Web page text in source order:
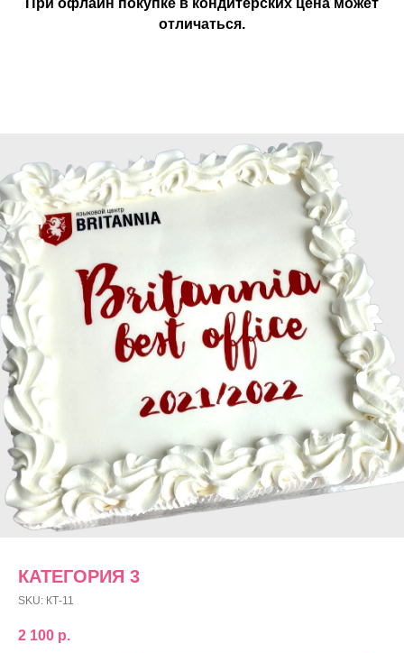
При офлайн покупке в кондитерских цена может
отличаться.
КАТЕГОРИЯ 3
SKU: КТ-11
2 100 р.